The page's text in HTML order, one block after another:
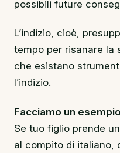
possibili future
L’indizio, cioè,
tempo per risanare la
che esistano
l’indizio.
Facciamo un
Se tuo figlio prende
al compito di italiano,